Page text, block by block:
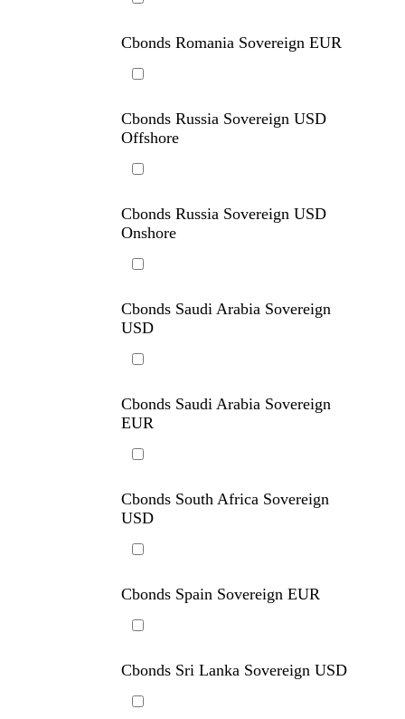
Cbonds Romania Sovereign EUR
Cbonds Russia Sovereign USD
Offshore
Cbonds Russia Sovereign USD
Onshore
Cbonds Saudi Arabia Sovereign
USD
Cbonds Saudi Arabia Sovereign
EUR
Cbonds South Africa Sovereign
USD
Cbonds Spain Sovereign EUR
Cbonds Sri Lanka Sovereign USD